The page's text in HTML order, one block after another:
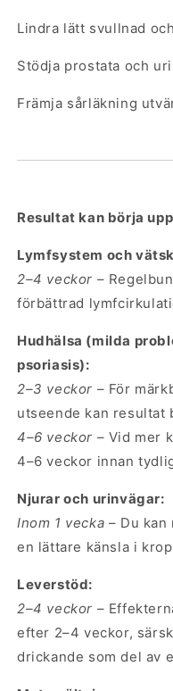
Lindra lätt svullnad
Stödja prostata och
Främja sårläkning
Resultat kan börja
Lymfsystem och
2–4 veckor –
förbättrad
Hudhälsa (milda
psoriasis):
2–3 veckor – För
utseende kan resultat
4–6 veckor – Vid mer
4–6 veckor innan
Njurar och urinvägar:
Inom 1 vecka – Du
en lättare känsla i
Leverstöd:
2–4 veckor –
efter 2–4 veckor,
drickande som del av